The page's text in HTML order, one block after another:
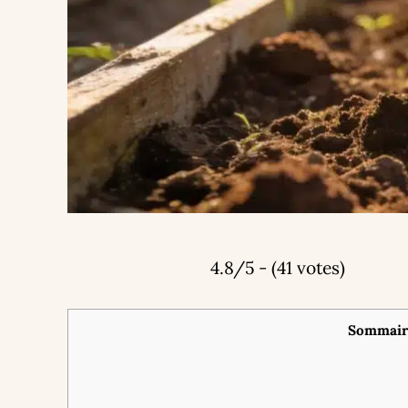
4.8/5 - (41 votes)